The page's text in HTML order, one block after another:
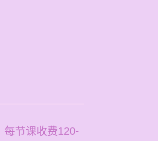
每节课收费120-